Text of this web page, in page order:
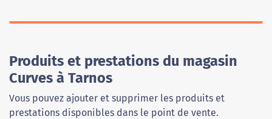
Produits et prestations du magasin
Curves à Tarnos
Vous pouvez ajouter et supprimer les produits et
prestations disponibles dans le point de vente.